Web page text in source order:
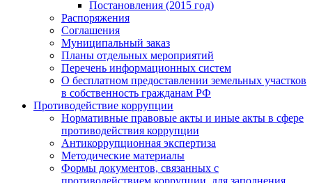
Постановления (2015 год)
Распоряжения
Соглашения
Муниципальный заказ
Планы отдельных мероприятий
Перечень информационных систем
О бесплатном предоставлении земельных участков
в собственность гражданам РФ
Противодействие коррупции
Нормативные правовые акты и иные акты в сфере
противодействия коррупции
Антикоррупционная экспертиза
Методические материалы
Формы документов, связанных с
противодействием коррупции, для заполнения